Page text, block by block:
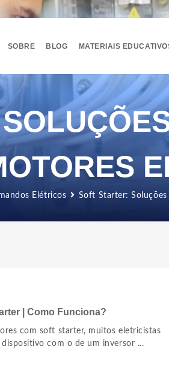
SOBRE BLOG MATERIAIS
Elétricos Soft Starter:
| Como Funciona?
com soft starter, muitos eletricistas
com o de um inversor ...